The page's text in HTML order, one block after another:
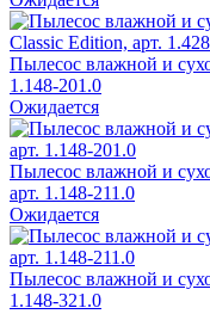
Пылесос влажной и
1.148-201.0
Ожидается
Пылесос влажной и
арт. 1.148-211.0
Ожидается
Пылесос влажной и
1.148-321.0